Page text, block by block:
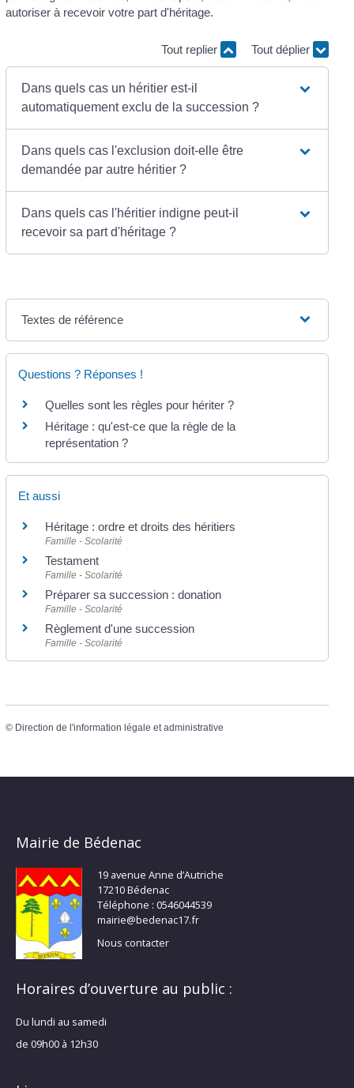
autoriser à recevoir votre part d'héritage.
Tout replier Tout déplier
Dans quels cas un héritier est-il
automatiquement exclu de la succession ?
Dans quels cas l'exclusion doit-elle être
demandée par autre héritier ?
Dans quels cas l'héritier indigne peut-il
recevoir sa part d'héritage ?
Textes de référence
Questions ? Réponses !
Quelles sont les règles pour hériter ?
Héritage : qu'est-ce que la règle de la
représentation ?
Et aussi
Héritage : ordre et droits des héritiers
Famille - Scolarité
Testament
Famille - Scolarité
Préparer sa succession : donation
Famille - Scolarité
Règlement d'une succession
Famille - Scolarité
© Direction de l'information légale et administrative
Mairie de Bédenac
19 avenue Anne d’Autriche
17210 Bédenac
Téléphone : 0546044539
mairie@bedenac17.fr
Nous contacter
Horaires d’ouverture au public :
Du lundi au samedi
de 09h00 à 12h30